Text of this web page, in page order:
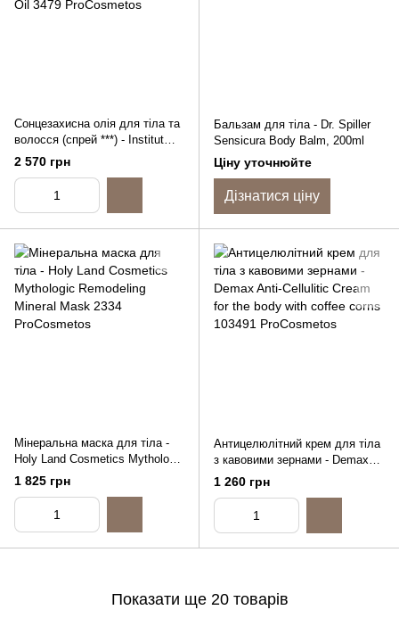
Сонцезахисна олія для тіла та
волосся (спрей ***) - Institut
Esthederm Huile Solaire Soleil
Fort\Sun Care Oil, 150ml
2 570 грн
Бальзам для тіла - Dr. Spiller
Sensicura Body Balm, 200ml
Ціну уточнюйте
Дізнатися ціну
Мінеральна маска для тіла -
Holy Land Cosmetics Mythologic
Remodeling Mineral Mask,
1 825 грн
Антицелюлітний крем для тіла
з кавовими зернами - Demax
Anti-Cellulitic Cream for the body
with coffee corns, 200ml
1 260 грн
Показати ще 20 товарів